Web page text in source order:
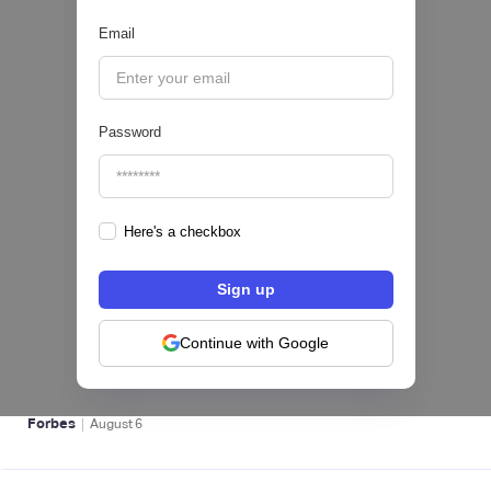
Email
Password
Here's a checkbox
Continue with Google
Pipeline Valor | August
hiSofi, Fintech de gestión de cobranzas,
levanta US$1 millón para instalar un hub
regional en Uruguay
BFM 👔
Forbes | August6